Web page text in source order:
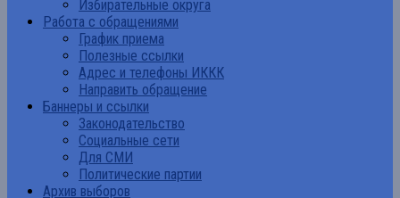
Избирательные округа
Работа с обращениями
График приема
Полезные ссылки
Адрес и телефоны ИККК
Направить обращение
Баннеры и ссылки
Законодательство
Социальные сети
Для СМИ
Политические партии
Архив выборов